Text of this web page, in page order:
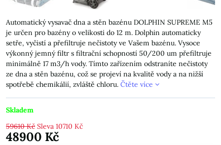
Automatický vysavač dna a stěn bazénu DOLPHIN SUPREME M5
je určen pro bazény o velikosti do 12 m. Dolphin automaticky
setře, vyčistí a přefiltruje nečistoty ve Vašem bazénu. Vysoce
výkonný jemný filtr s filtrační schopností 50/200 um přefiltruje
minimálně 17 m3/h vody. Tímto zařízením odstraníte nečistoty
ze dna a stěn bazénu, což se projeví na kvalitě vody a na nižší
spotřebě chemikálií, zvláště chloru. Čtěte více
Skladem
59610 Kč Sleva 10710 Kč
48900 Kč